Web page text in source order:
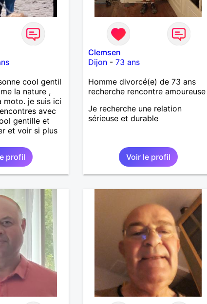
cool gentil
la nature ,
moto. je suis ici
avec
gentille et
et voir si plus
profil
Clemsen
Dijon- 73 ans
Homme divorcé(e) de 73 ans
recherche rencontre amoureuse
Je recherche une relation
sérieuse et durable
Voir le profil